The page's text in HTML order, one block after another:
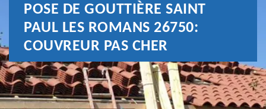
POSE DE GOUTTIÈRE SAINT
PAUL LES ROMANS 26750:
COUVREUR PAS CHER